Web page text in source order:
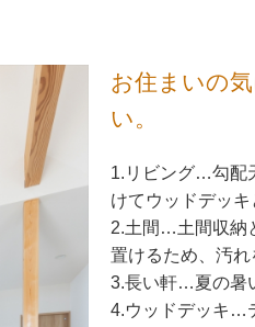
お住まいの
い。
1.リビング…勾配
けてウッドデッキ
2.土間…土間収納
置けるため、汚れ
3.長い軒…夏の暑
4.ウッドデッキ…